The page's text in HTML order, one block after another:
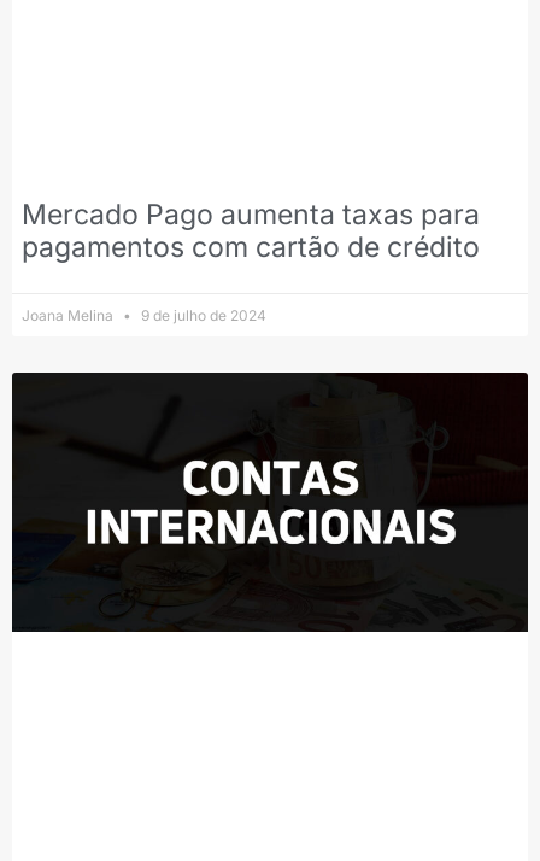
Mercado Pago aumenta taxas para
pagamentos com cartão de crédito
Joana Melina 9 de julho de 2024